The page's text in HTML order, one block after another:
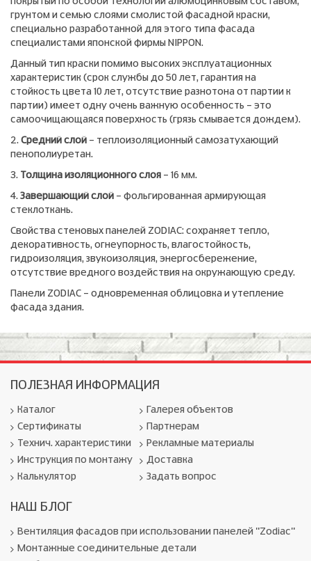
грунтом и семью слоями смолистой фасадной краски,
специально разработанной для этого типа фасада
специалистами японской фирмы NIPPON.
Данный тип краски помимо высоких эксплуатационных
характеристик (срок службы до 50 лет, гарантия на
стойкость цвета 10 лет, отсутствие разнотона от партии к
партии) имеет одну очень важную особенность – это
самоочищающаяся поверхность (грязь смывается дождем).
2. Средний слой – теплоизоляционный самозатухающий
пенополиуретан.
3. Толщина изоляционного слоя – 16 мм.
4. Завершающий слой – фольгированная армирующая
стеклоткань.
Свойства стеновых панелей ZODIAC: сохраняет тепло,
декоративность, огнеупорность, влагостойкость,
гидроизоляция, звукоизоляция, энергосбережение,
отсутствие вредного воздействия на окружающую среду.
Панели ZODIAC – одновременная облицовка и утепление
фасада здания.
ПОЛЕЗНАЯ ИНФОРМАЦИЯ
Каталог
Сертификаты
Технич. характеристики
Инструкция по монтажу
Калькулятор
Галерея объектов
Партнерам
Рекламные материалы
Доставка
Задать вопрос
НАШ БЛОГ
Вентиляция фасадов при использовании панелей "Zodiac"
Монтажные соединительные детали